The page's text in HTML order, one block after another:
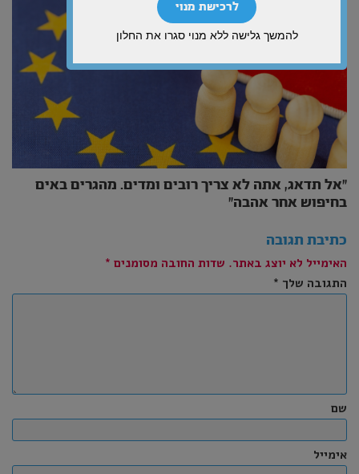
״אל תדאג, אתה לא צריך רובים ומדים. מהגרים באים
בחיפוש אחר אהבה״
כתיבת תגובה
האימייל לא יוצג באתר. שדות החובה מסומנים *
התגובה שלך *
שם
אימייל
לרכישת מנוי
להמשך גלישה ללא מנוי סגרו את החלון